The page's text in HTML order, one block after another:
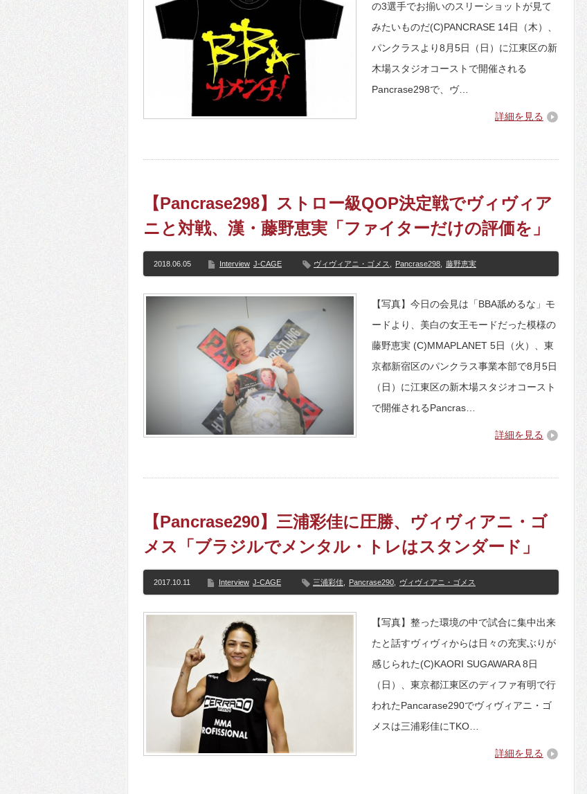
の3選手でお揃いのスリーショットが見て
みたいものだ(C)PANCRASE 14日（木）、
パンクラスより8月5日（日）に江東区の新
木場スタジオコーストで開催される
Pancrase298で、ヴ…
詳細を見る
【Pancrase298】ストロー級QOP決定戦でヴィヴィア
ニと対戦、漢・藤野恵実「ファイターだけの評価を」
2018.06.05 Interview J-CAGE ヴィヴィアニ・ゴメス Pancrase298 藤野恵実
【写真】今日の会見は「BBA舐めるな」モ
ードより、美白の女王モードだった模様の
藤野恵実 (C)MMAPLANET 5日（火）、東
京都新宿区のパンクラス事業本部で8月5日
（日）に江東区の新木場スタジオコースト
で開催されるPancras…
詳細を見る
【Pancrase290】三浦彩佳に圧勝、ヴィヴィアニ・ゴ
メス「ブラジルでメンタル・トレはスタンダード」
2017.10.11 Interview J-CAGE 三浦彩佳 Pancrase290 ヴィヴィアニ・ゴメス
【写真】整った環境の中で試合に集中出来
たと話すヴィヴィからは日々の充実ぶりが
感じられた(C)KAORI SUGAWARA 8日
（日）、東京都江東区のディファ有明で行
われたPancarase290でヴィヴィアニ・ゴ
メスは三浦彩佳にTKO…
詳細を見る